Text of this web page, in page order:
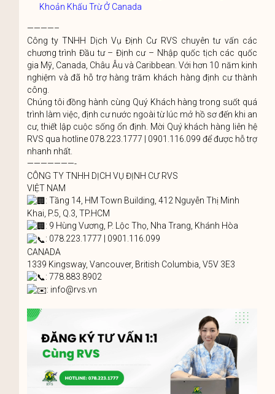
Khoản Khấu Trừ Ở Canada
————–
Công ty TNHH Dịch Vụ Định Cư RVS chuyên tư vấn các
chương trình Đầu tư – Định cư – Nhập quốc tịch các quốc
gia Mỹ, Canada, Châu Âu và Caribbean. Với hơn 10 năm kinh
nghiệm và đã hỗ trợ hàng trăm khách hàng định cư thành
công.
Chúng tôi đồng hành cùng Quý Khách hàng trong suốt quá
trình làm việc, định cư nước ngoài từ lúc mở hồ sơ đến khi an
cư, thiết lập cuộc sống ổn định. Mời Quý khách hàng liên hệ
RVS qua hotline 078.223.1777 | 0901.116.099 để được hỗ trợ
nhanh nhất.
———————-
CÔNG TY TNHH DỊCH VỤ ĐỊNH CƯ RVS
VIỆT NAM
: Tầng 14, HM Town Building, 412 Nguyễn Thị Minh
Khai, P.5, Q.3, TP.HCM
: 9 Hùng Vương, P. Lộc Thọ, Nha Trang, Khánh Hòa
: 078.223.1777 | 0901.116.099
CANADA
1339 Kingsway, Vancouver, British Columbia, V5V 3E3
: 778.883.8902
: info@rvs.vn